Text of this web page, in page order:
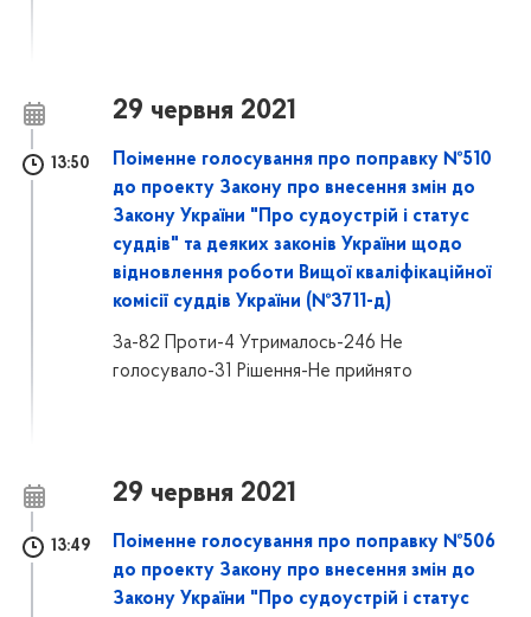
29 червня 2021
13:50
Поіменне голосування про поправку №510
до проекту Закону про внесення змін до
Закону України "Про судоустрій і статус
суддів" та деяких законів України щодо
відновлення роботи Вищої кваліфікаційної
комісії суддів України (№3711-д)
За-82 Проти-4 Утрималось-246 Не
голосувало-31 Рішення-Не прийнято
29 червня 2021
13:49
Поіменне голосування про поправку №506
до проекту Закону про внесення змін до
Закону України "Про судоустрій і статус